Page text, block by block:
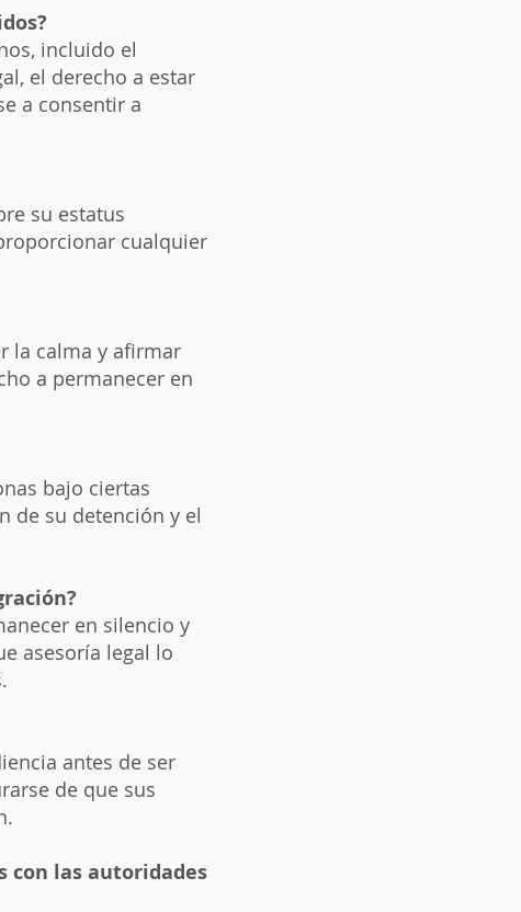
incluido el
el derecho a estar
a consentir a
su estatus
cualquier
la calma y afirmar
a permanecer en
bajo ciertas
de su detención y el
en silencio y
asesoría legal lo
antes de ser
de que sus
con las autoridades